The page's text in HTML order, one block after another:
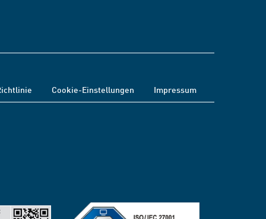
Cookie-Einstellungen Impressum